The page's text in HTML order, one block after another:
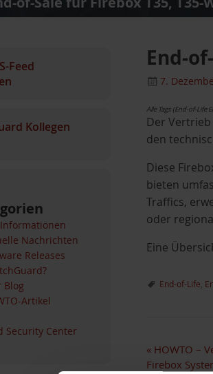
End-
7.
Alle Tags (End-of-Life
Der Vertrieb
den
Diese
bieten
Traffics,
oder
Eine
End-of-Life
« HOWTO –
Firebox
Feed
Kollegen
Nachrichten
Releases
Blog
Artikel
Security Center